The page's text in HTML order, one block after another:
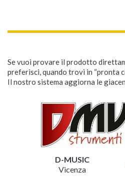
Se vuoi provare il prodotto
preferisci, quando trovi in “pronta
Il nostro sistema aggiorna le
D-MUSIC
Vicenza